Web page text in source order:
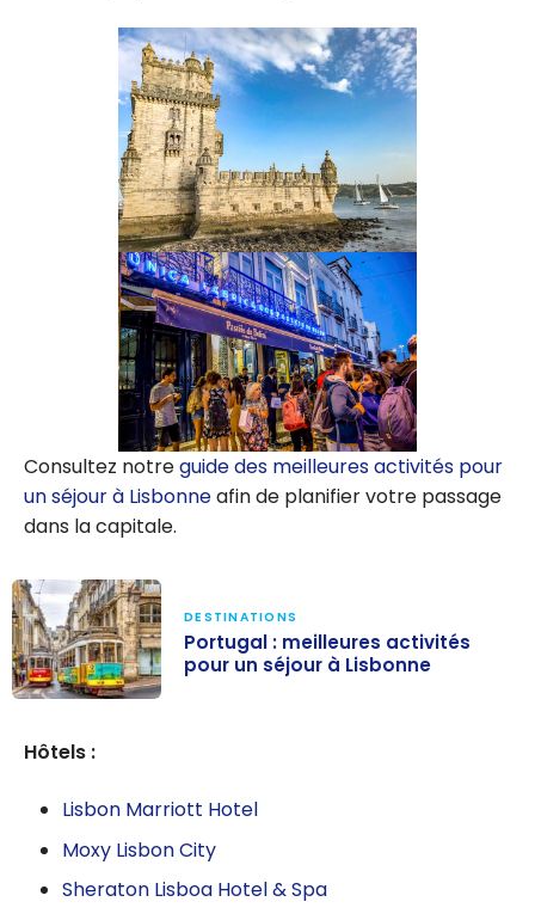
Consultez notreguide des meilleures activités pour
un séjour à Lisbonneafin de planifier votre passage
dans la capitale.
meilleures
un séjour à
DESTINATIONS
Portugal : meilleures activités
pour un séjour à Lisbonne
Hôtels :
Lisbon Marriott Hotel
Moxy Lisbon City
Sheraton Lisboa Hotel & Spa